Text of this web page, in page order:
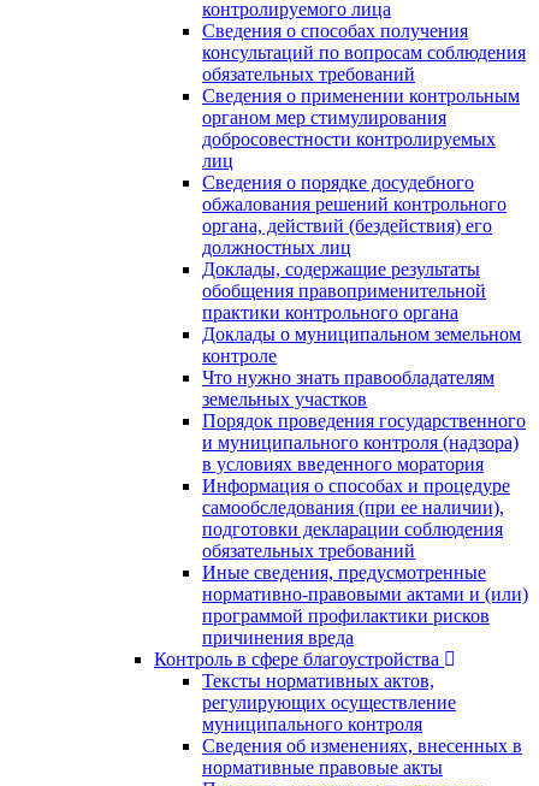
контролируемого лица
Сведения о способах получения
консультаций по вопросам соблюдения
обязательных требований
Сведения о применении контрольным
органом мер стимулирования
добросовестности контролируемых
лиц
Сведения о порядке досудебного
обжалования решений контрольного
органа, действий (бездействия) его
должностных лиц
Доклады, содержащие результаты
обобщения правоприменительной
практики контрольного органа
Доклады о муниципальном земельном
контроле
Что нужно знать правообладателям
земельных участков
Порядок проведения государственного
и муниципального контроля (надзора)
в условиях введенного моратория
Информация о способах и процедуре
самообследования (при ее наличии),
подготовки декларации соблюдения
обязательных требований
Иные сведения, предусмотренные
нормативно-правовыми актами и (или)
программой профилактики рисков
причинения вреда
Контроль в сфере благоустройства
Тексты нормативных актов,
регулирующих осуществление
муниципального контроля
Сведения об изменениях, внесенных в
нормативные правовые акты